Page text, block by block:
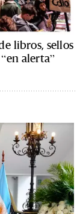
libros, sellos
alerta”